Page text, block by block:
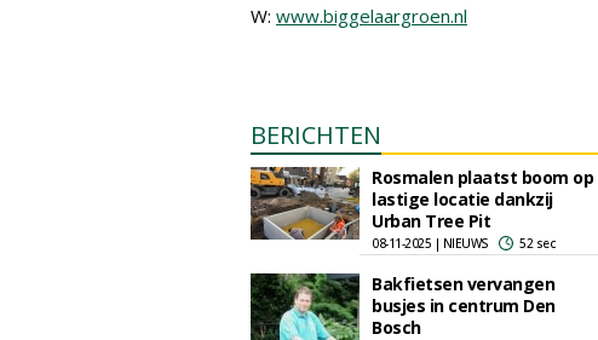
W: www.biggelaargroen.nl
BERICHTEN
Rosmalen plaatst boom op
lastige locatie dankzij
Urban Tree Pit
08-11-2025 | NIEUWS 52 sec
Bakfietsen vervangen
busjes in centrum Den
Bosch